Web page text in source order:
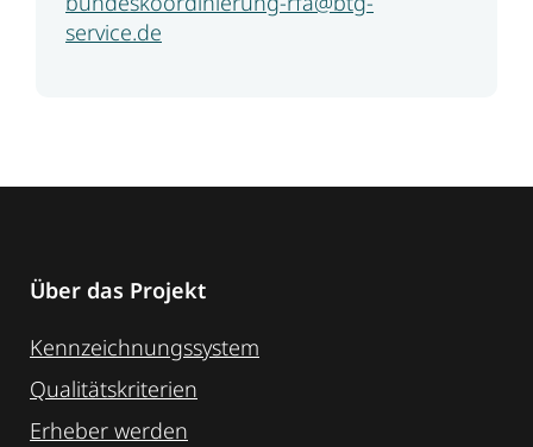
service.de
Über das Projekt
Kennzeichnungssystem
Qualitätskriterien
Erheber werden